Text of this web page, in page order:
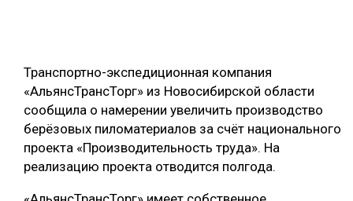
БИОЭНЕРГЕТИКА
ЛЕСОВОССТАНОВЛЕНИЕ И ЗАЩИТА
ЛОГИСТИКА
ПРОИЗВОДСТВО ДРЕВЕСНЫХ ПЛИТ
ТЕМАТИЧЕСКИЕ ПРОЕКТЫ
ПОДБОРКИ СТАТЕЙ
Транспортно-экспедиционная компания
«АльянсТрансТорг» из Новосибирской области
сообщила о намерении увеличить производство
берёзовых пиломатериалов за счёт национального
проекта «Производительность труда». На
реализацию проекта отводится полгода.